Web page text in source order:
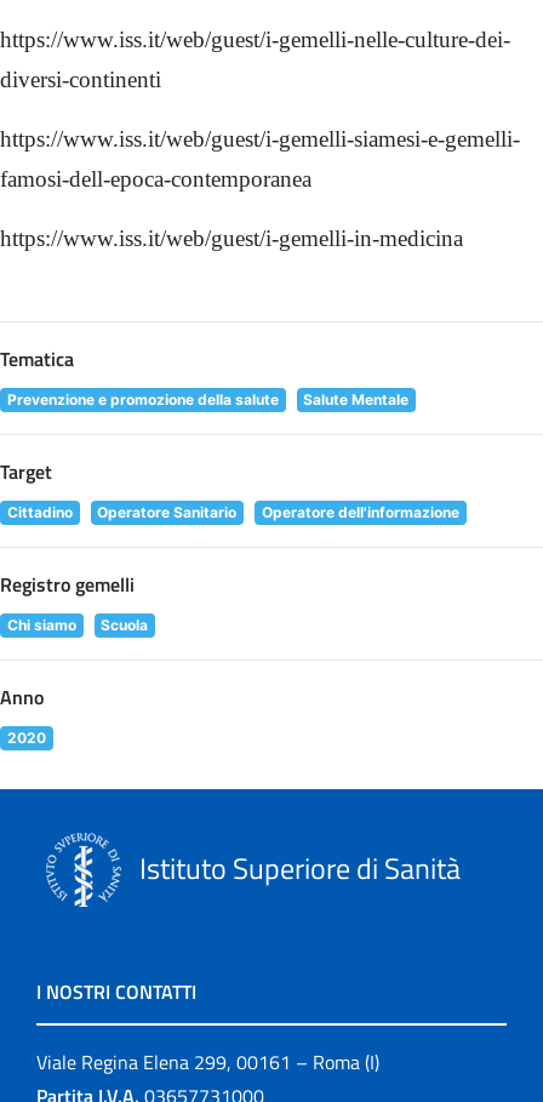
https://www.iss.it/web/guest/i-gemelli-nelle-culture-dei-
diversi-continenti
https://www.iss.it/web/guest/i-gemelli-siamesi-e-gemelli-
famosi-dell-epoca-contemporanea
https://www.iss.it/web/guest/i-gemelli-in-medicina
Tematica
Prevenzione e promozione della salute Salute Mentale
Target
Cittadino Operatore Sanitario Operatore dell'informazione
Registro gemelli
Chi siamo Scuola
Anno
2020
Istituto Superiore di Sanità
I NOSTRI CONTATTI
Viale Regina Elena 299, 00161 – Roma (I)
Partita I.V.A. 03657731000